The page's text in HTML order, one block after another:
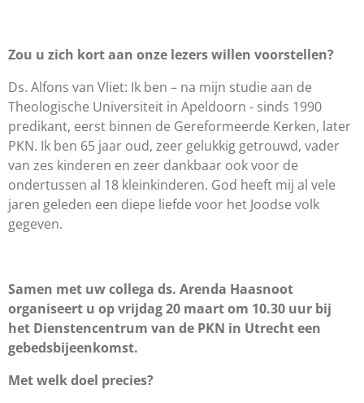
Zou u zich kort aan onze lezers willen voorstellen?
Ds. Alfons van Vliet: Ik ben – na mijn studie aan de
Theologische Universiteit in Apeldoorn - sinds 1990
predikant, eerst binnen de Gereformeerde Kerken, later
PKN. Ik ben 65 jaar oud, zeer gelukkig getrouwd, vader
van zes kinderen en zeer dankbaar ook voor de
ondertussen al 18 kleinkinderen. God heeft mij al vele
jaren geleden een diepe liefde voor het Joodse volk
gegeven.
Samen met uw collega ds. Arenda Haasnoot
organiseert u op vrijdag 20 maart om 10.30 uur bij
het Dienstencentrum van de PKN in Utrecht een
gebedsbijeenkomst.
Met welk doel precies?